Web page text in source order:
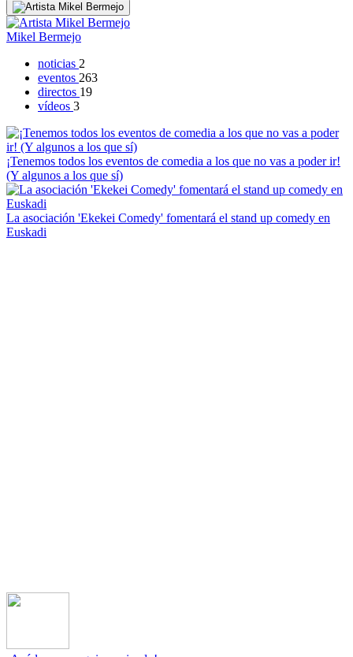
Mikel Bermejo
noticias 2
eventos 263
directos 19
vídeos 3
¡Tenemos todos los eventos de comedia a los que no vas a poder ir!
(Y algunos a los que sí)
La asociación 'Ekekei Comedy' fomentará el stand up comedy en
Euskadi